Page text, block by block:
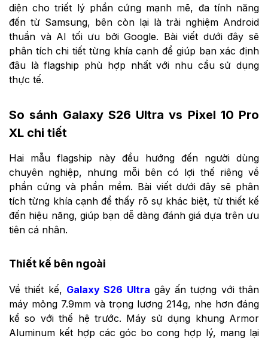
diện cho triết lý phần cứng mạnh mẽ, đa tính năng
đến từ Samsung, bên còn lại là trải nghiệm Android
thuần và AI tối ưu bởi Google. Bài viết dưới đây sẽ
phân tích chi tiết từng khía cạnh để giúp bạn xác định
đâu là flagship phù hợp nhất với nhu cầu sử dụng
thực tế.
So sánh Galaxy S26 Ultra vs Pixel 10 Pro
XL chi tiết
Hai mẫu flagship này đều hướng đến người dùng
chuyên nghiệp, nhưng mỗi bên có lợi thế riêng về
phần cứng và phần mềm. Bài viết dưới đây sẽ phân
tích từng khía cạnh để thấy rõ sự khác biệt, từ thiết kế
đến hiệu năng, giúp bạn dễ dàng đánh giá dựa trên ưu
tiên cá nhân.
Thiết kế bên ngoài
Về thiết kế, Galaxy S26 Ultra gây ấn tượng với thân
máy mỏng 7.9mm và trọng lượng 214g, nhẹ hơn đáng
kể so với thế hệ trước. Máy sử dụng khung Armor
Aluminum kết hợp các góc bo cong hợp lý, mang lại